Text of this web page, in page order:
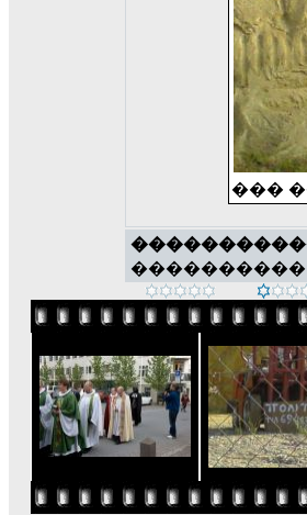
���
���������� :